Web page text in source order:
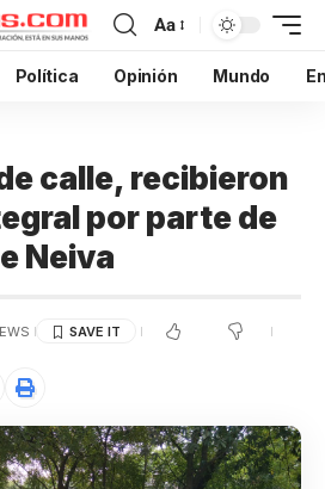
Aa
Política Opinión Mundo
calle, recibieron
por parte de
Neiva